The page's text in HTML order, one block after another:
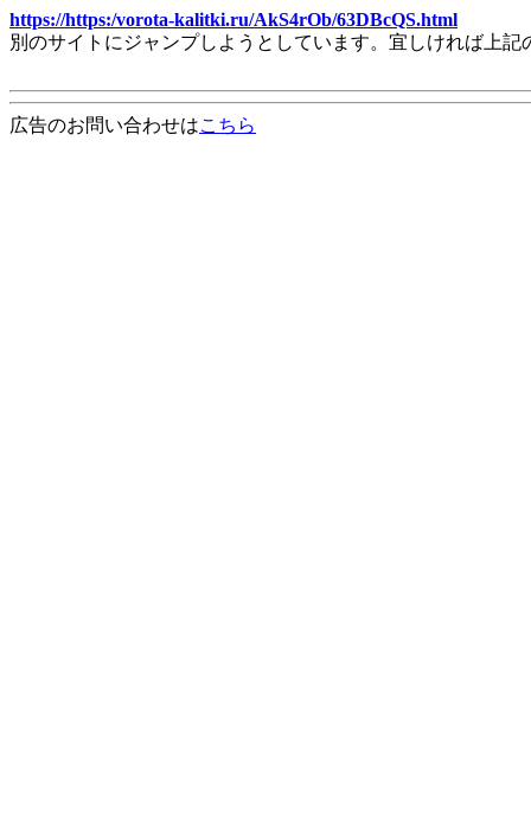
https://https:/vorota-kalitki.ru/AkS4rOb/63DBcQS.html
別のサイトにジャンプしようとしています。宜しければ上
広告のお問い合わせはこちら